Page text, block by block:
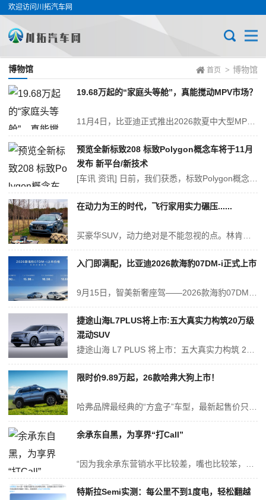
欢迎访问川拓汽车网
首页 > 博物馆
博物馆
19.68万起的“家庭头等舱”，真能搅动MPV市场？
预览全新标致208 标致Polygon概念车将于11月
发布 新平台/新技术
在动力为王的时代，飞行家用实力碾压......
入门即满配，比亚迪2026款海豹07DM-i正式上市
捷途山海L7PLUS将上市:五大真实力构筑20万级
混动SUV
限时价9.89万起，26款哈弗大狗上市！
余承东自黑，为享界“打Call”
特斯拉Semi实测：每公里不到1度电，轻松翻越